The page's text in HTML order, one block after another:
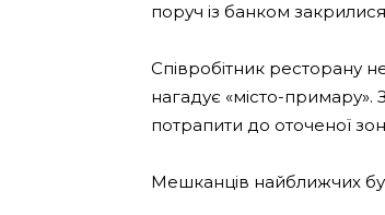
поруч із банком
Співробітник ресторану
нагадує «місто-
потрапити до оточеної
Мешканців найближчих